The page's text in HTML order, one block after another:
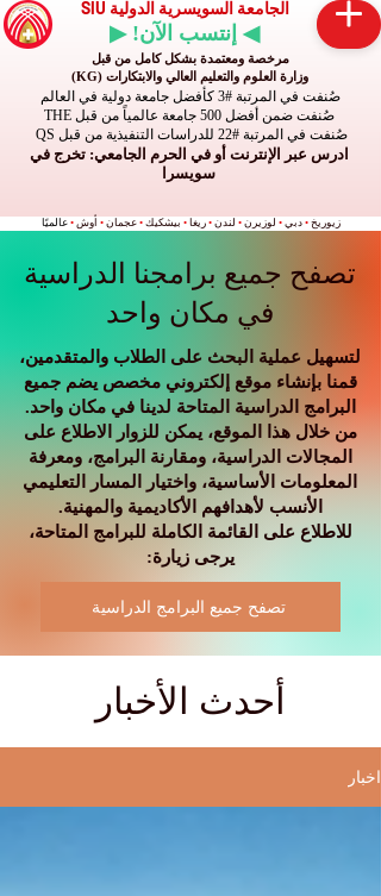
الجامعة السويسرية الدولية SIU
◀ إنتسب الآن! ▶
مرخصة ومعتمدة بشكل كامل من قبل
وزارة العلوم والتعليم العالي والابتكارات (KG)
صُنفت في المرتبة #3 كأفضل جامعة دولية في العالم
صُنفت ضمن أفضل 500 جامعة عالمياً من قبل THE
صُنفت في المرتبة #22 للدراسات التنفيذية من قبل QS
ادرس عبر الإنترنت أو في الحرم الجامعي: تخرج في
سويسرا
زيوريخ • دبي • لوزيرن • لندن • ريغا • بيشكيك • عجمان • أوش • عالميًا
تصفح جميع برامجنا الدراسية
في مكان واحد
لتسهيل عملية البحث على الطلاب والمتقدمين،
قمنا بإنشاء موقع إلكتروني مخصص يضم جميع
البرامج الدراسية المتاحة لدينا في مكان واحد.
من خلال هذا الموقع، يمكن للزوار الاطلاع على
المجالات الدراسية، ومقارنة البرامج، ومعرفة
المعلومات الأساسية، واختيار المسار التعليمي
الأنسب لأهدافهم الأكاديمية والمهنية.
للاطلاع على القائمة الكاملة للبرامج المتاحة،
يرجى زيارة:
تصفح جميع البرامج الدراسية
أحدث الأخبار
اخبار